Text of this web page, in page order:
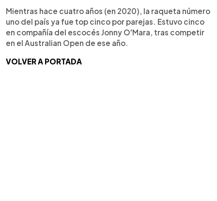
Mientras hace cuatro años (en 2020), la raqueta número
uno del país ya fue top cinco por parejas. Estuvo cinco
en compañía del escocés Jonny O'Mara, tras competir
en el Australian Open de ese año.
VOLVER A PORTADA